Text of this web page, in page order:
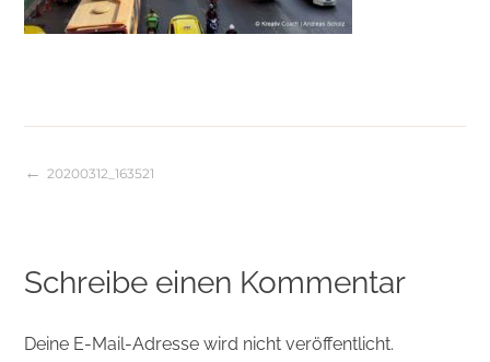
Beitragsnavigation
20200312_163521
Schreibe einen Kommentar
Deine E-Mail-Adresse wird nicht veröffentlicht.